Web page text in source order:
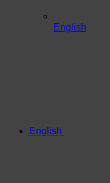
English
English